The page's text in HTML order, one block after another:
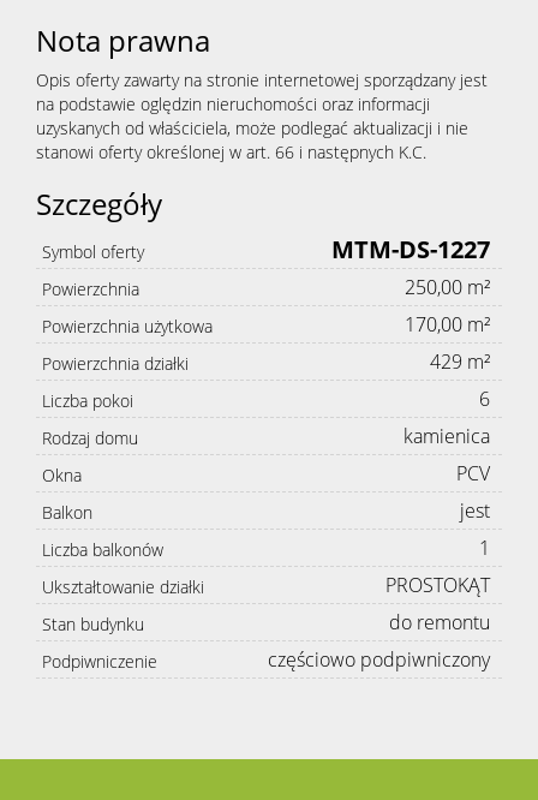
Nota prawna
Opis oferty zawarty na stronie internetowej sporządzany jest
na podstawie oględzin nieruchomości oraz informacji
uzyskanych od właściciela, może podlegać aktualizacji i nie
stanowi oferty określonej w art. 66 i następnych K.C.
Szczegóły
Symbol oferty MTM-DS-1227
Powierzchnia 250,00 m²
Powierzchnia użytkowa 170,00 m²
Powierzchnia działki 429 m²
Liczba pokoi 6
Rodzaj domu kamienica
Okna PCV
Balkon jest
Liczba balkonów 1
Ukształtowanie działki PROSTOKĄT
Stan budynku do remontu
Podpiwniczenie częściowo podpiwniczony